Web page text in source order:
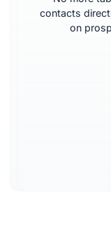
contacts
on